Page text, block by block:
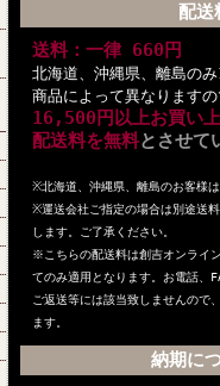
配送
送料：一律 660円
北海道、沖縄県、離島の
商品によって異なります
16,500円以上お買い
配送料を無料とさせて
※北海道、沖縄県、離島のお客様
※運送会社ご指定の場合は別途送
します。ご了承ください。
※こちらの配送料は創吉オンライ
てのみ適用となります。お電話、
ご返送等には該当致しませんので
ます。
納期に